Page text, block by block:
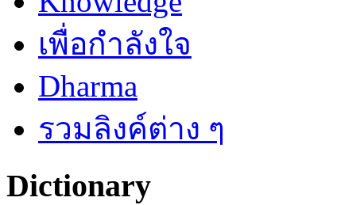
เพื่อกำลังใจ
Dharma
รวมลิงค์ต่าง ๆ
Dictionary